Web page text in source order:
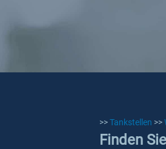
>>Tankstellen >>
Finden